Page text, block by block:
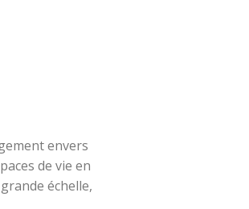
envers
de vie en
échelle,